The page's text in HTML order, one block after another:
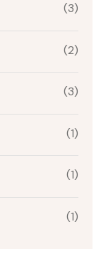
(3)
(2)
(3)
(1)
(1)
(1)